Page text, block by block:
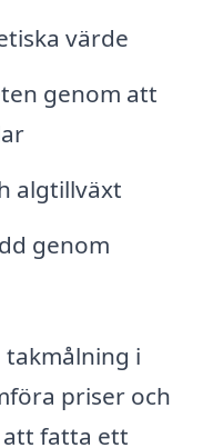
värde
genom att
algtillväxt
genom
i
priser och
att fatta ett